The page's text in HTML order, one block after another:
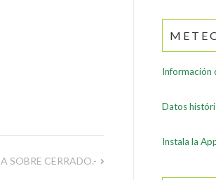
SOBRE CERRADO.-
Información
Datos
Instala la